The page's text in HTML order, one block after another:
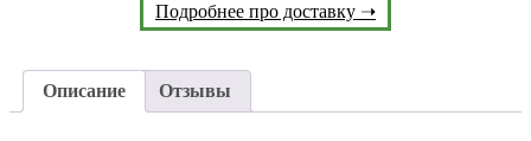
Подробнее про доставку ➝
Описание Отзывы